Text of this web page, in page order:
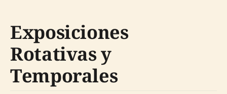
Exposiciones
Rotativas y
Temporales